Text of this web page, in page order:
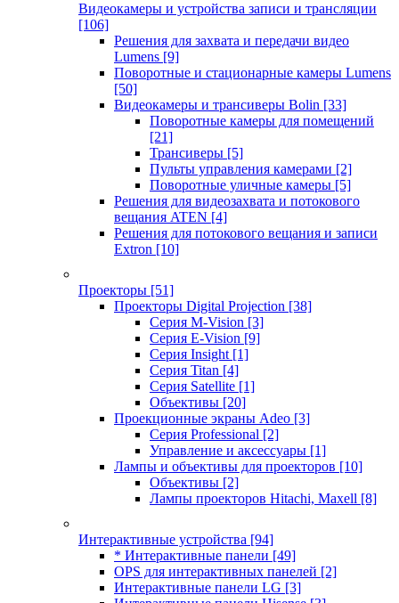
Видеокамеры и устройства записи и трансляции
[106]
Решения для захвата и передачи видео
Lumens [9]
Поворотные и стационарные камеры Lumens
[50]
Видеокамеры и трансиверы Bolin [33]
Поворотные камеры для помещений
[21]
Трансиверы [5]
Пульты управления камерами [2]
Поворотные уличные камеры [5]
Решения для видеозахвата и потокового
вещания ATEN [4]
Решения для потокового вещания и записи
Extron [10]
Проекторы [51]
Проекторы Digital Projection [38]
Серия M-Vision [3]
Серия E-Vision [9]
Серия Insight [1]
Серия Titan [4]
Серия Satellite [1]
Объективы [20]
Проекционные экраны Adeo [3]
Серия Professional [2]
Управление и аксессуары [1]
Лампы и объективы для проекторов [10]
Объективы [2]
Лампы проекторов Hitachi, Maxell [8]
Интерактивные устройства [94]
* Интерактивные панели [49]
OPS для интерактивных панелей [2]
Интерактивные панели LG [3]